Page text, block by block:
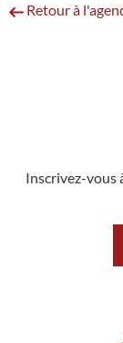
Retour à
Inscrivez-vous